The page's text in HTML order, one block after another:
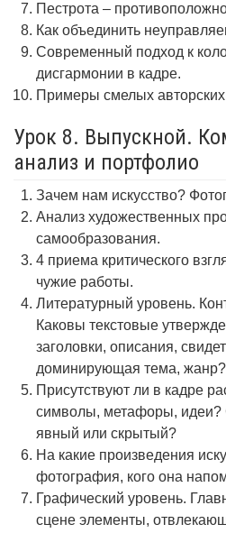
Пестрота –
Как объединить
Современный подход к
дисгармонии в кадре.
Примеры смелых
Урок 8. Выпускной.
анализ и портфолио
Зачем нам искусство?
Анализ художественных
самообразования.
4 приема критического
чужие работы.
Литературный уровень.
Каковы текстовые
заголовки, описания,
доминирующая тема, жанр?
Присутствуют ли в кадре
символы, метафоры,
явный или скрытый?
На какие произведения
фотография, кого она
Графический уровень.
сцене элементы,